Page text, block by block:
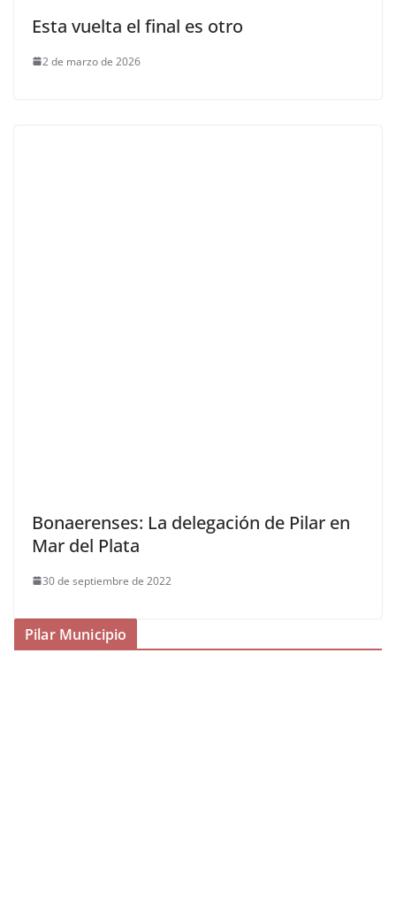
Esta vuelta el final es otro
2 de marzo de 2026
Bonaerenses: La delegación de Pilar en
Mar del Plata
30 de septiembre de 2022
Pilar Municipio